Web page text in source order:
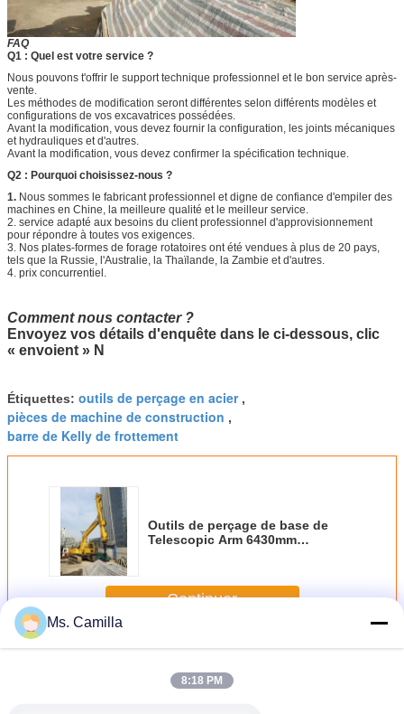
FAQ
Q1 : Quel est votre service ?
Nous pouvons t'offrir le support technique professionnel et le bon service après-
vente.
Les méthodes de modification seront différentes selon différents modèles et
configurations de vos excavatrices possédées.
Avant la modification, vous devez fournir la configuration, les joints mécaniques
et hydrauliques et d'autres.
Avant la modification, vous devez confirmer la spécification technique.
Q2 : Pourquoi choisissez-nous ?
1. Nous sommes le fabricant professionnel et digne de confiance d'empiler des
machines en Chine, la meilleure qualité et le meilleur service.
2. service adapté aux besoins du client professionnel d'approvisionnement
pour répondre à toutes vos exigences.
3. Nos plates-formes de forage rotatoires ont été vendues à plus de 20 pays,
tels que la Russie, l'Australie, la Thaïlande, la Zambie et d'autres.
4. prix concurrentiel.
Comment nous contacter ?
Envoyez vos détails d'enquête dans le ci-dessous, clic
« envoient » N
Étiquettes: outils de perçage en acier,
pièces de machine de construction ,
barre de Kelly de frottement
Outils de perçage de base de
Telescopic Arm 6430mm
Continuer
PlusOutils de perçage de base
Ms. Camilla
8:18 PM